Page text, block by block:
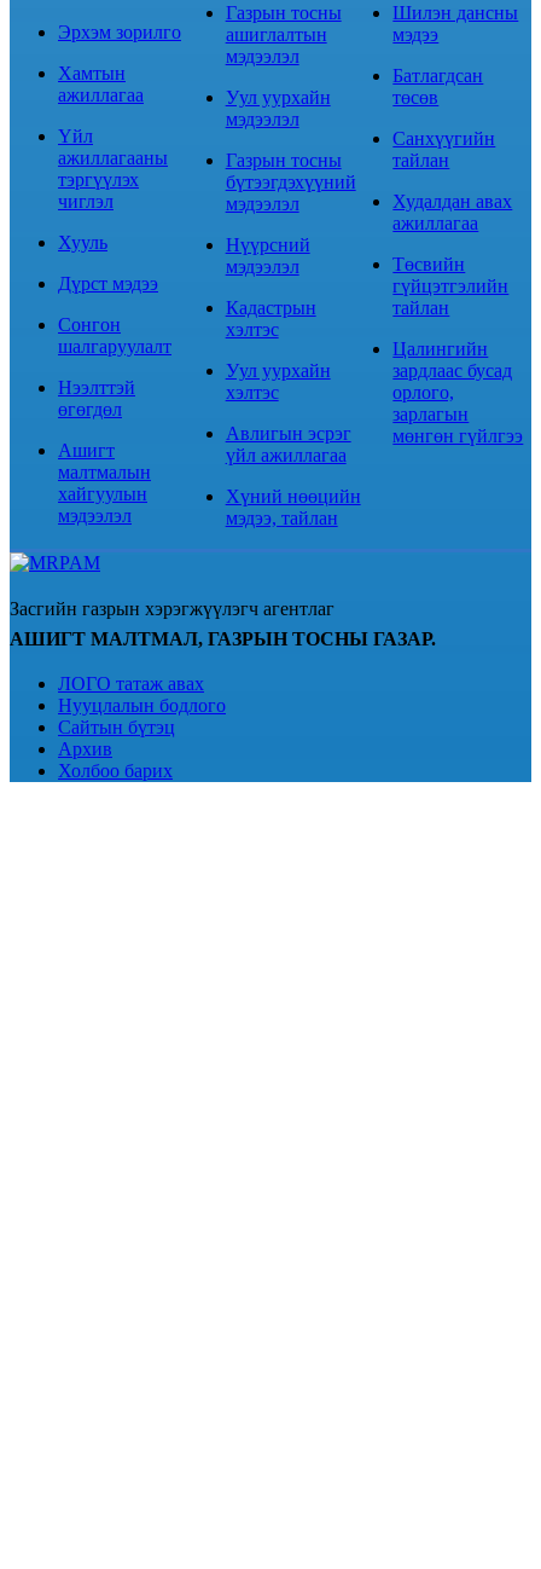
Эрхэм зорилго
Хамтын
ажиллагаа
Үйл
ажиллагааны
тэргүүлэх
чиглэл
Хууль
Дүрст мэдээ
Сонгон
шалгаруулалт
Нээлттэй
өгөгдөл
Ашигт
малтмалын
хайгуулын
мэдээлэл
Газрын тосны
ашиглалтын
мэдээлэл
Уул уурхайн
мэдээлэл
Газрын тосны
бүтээгдэхүүний
мэдээлэл
Нүүрсний
мэдээлэл
Кадастрын
хэлтэс
Уул уурхайн
хэлтэс
Авлигын эсрэг
үйл ажиллагаа
Хүний нөөцийн
мэдээ, тайлан
Шилэн дансны
мэдээ
Батлагдсан
төсөв
Санхүүгийн
тайлан
Худалдан авах
ажиллагаа
Төсвийн
гүйцэтгэлийн
тайлан
Цалингийн
зардлаас бусад
орлого,
зарлагын
мөнгөн гүйлгээ
Засгийн газрын хэрэгжүүлэгч агентлаг
АШИГТ МАЛТМАЛ, ГАЗРЫН ТОСНЫ ГАЗАР.
ЛОГО татаж авах
Нууцлалын бодлого
Сайтын бүтэц
Архив
Холбоо барих